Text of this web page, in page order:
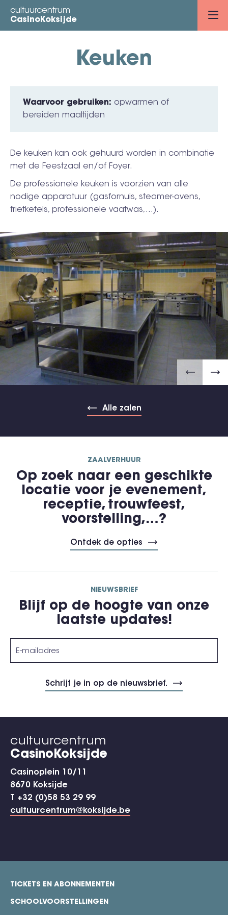
Overslaan
naar
cultuurcentrum
CasinoKoksijde
Keuken
Waarvoor gebruiken
opwarmen of
bereiden maaltijden
De keuken kan ook gehuurd worden in combinatie
met de Feestzaal en/of Foyer.
De professionele keuken is voorzien van alle
nodige apparatuur (gasfornuis, steamer-ovens,
frietketels, professionele vaatwas,...).
Alle zalen
ZAALVERHUUR
Op zoek naar een geschikte
locatie voor je evenement,
receptie, trouwfeest,
voorstelling,…?
Ontdek de opties
NIEUWSBRIEF
Blijf op de hoogte van onze
laatste updates!
cultuurcentrum
CasinoKoksijde
Casinoplein 10/11
8670 Koksijde
T +32 (0)58 53 29 99
cultuurcentrum@koksijde.be
footer
TICKETS EN ABONNEMENTEN
SCHOOLVOORSTELLINGEN